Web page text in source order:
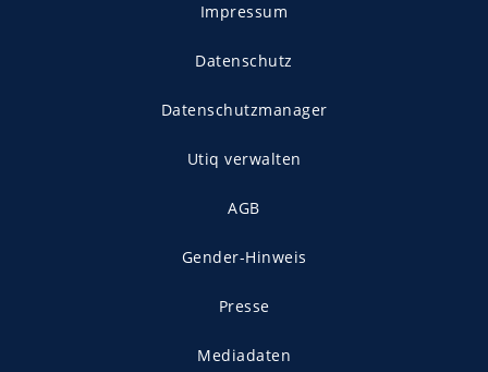
Impressum
Datenschutz
Datenschutzmanager
Utiq verwalten
AGB
Gender-Hinweis
Presse
Mediadaten